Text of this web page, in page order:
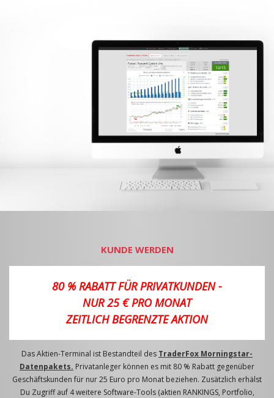
KUNDE WERDEN
80 % RABATT FÜR PRIVATKUNDEN -
NUR 25 € PRO MONAT
ZEITLICH BEGRENZTE AKTION
Das Aktien-Terminal ist Bestandteil des TraderFox Morningstar-
Datenpakets. Privatanleger können es mit 80 % Rabatt gegenüber
Geschäftskunden für nur 25 Euro pro Monat beziehen. Zusätzlich erhälst
Du Zugriff auf 4 weitere Software-Tools (aktien RANKINGS, Portfolio,